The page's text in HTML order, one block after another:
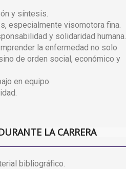
y síntesis.
especialmente visomotora fina.
y solidaridad humana.
la enfermedad no solo
de orden social, económico y
en equipo.
LA CARRERA
bibliográfico.